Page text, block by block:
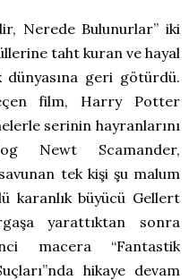
Nerede Bulunurlar” iki
taht kuran ve hayal
dünyasına geri götürdü.
film, Harry Potter
serinin hayranlarını
Newt Scamander,
tek kişi şu malum
karanlık büyücü Gellert
yarattıktan sonra
macera “Fantastik
hikaye devam